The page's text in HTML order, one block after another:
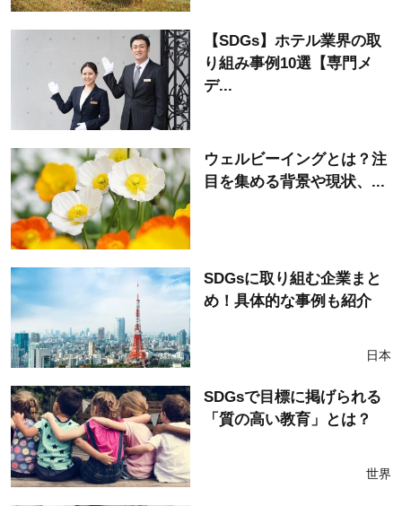
【SDGs】ホテル業界の取
り組み事例10選【専門メ
デ...
ウェルビーイングとは？注
目を集める背景や現状、...
SDGsに取り組む企業まと
め！具体的な事例も紹介
日本
SDGsで目標に掲げられる
「質の高い教育」とは？
世界